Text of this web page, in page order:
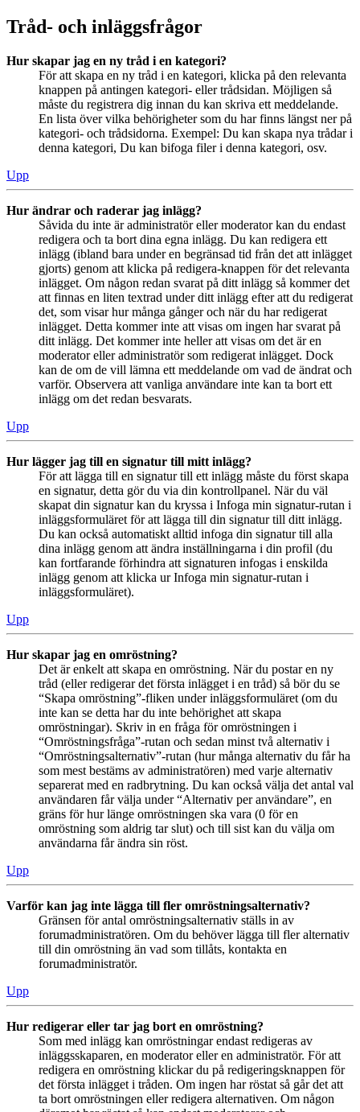
Tråd- och inläggsfrågor
Hur skapar jag en ny tråd i en kategori?
För att skapa en ny tråd i en kategori, klicka på den relevanta
knappen på antingen kategori- eller trådsidan. Möjligen så
måste du registrera dig innan du kan skriva ett meddelande.
En lista över vilka behörigheter som du har finns längst ner på
kategori- och trådsidorna. Exempel: Du kan skapa nya trådar i
denna kategori, Du kan bifoga filer i denna kategori, osv.
Upp
Hur ändrar och raderar jag inlägg?
Såvida du inte är administratör eller moderator kan du endast
redigera och ta bort dina egna inlägg. Du kan redigera ett
inlägg (ibland bara under en begränsad tid från det att inlägget
gjorts) genom att klicka på redigera-knappen för det relevanta
inlägget. Om någon redan svarat på ditt inlägg så kommer det
att finnas en liten textrad under ditt inlägg efter att du redigerat
det, som visar hur många gånger och när du har redigerat
inlägget. Detta kommer inte att visas om ingen har svarat på
ditt inlägg. Det kommer inte heller att visas om det är en
moderator eller administratör som redigerat inlägget. Dock
kan de om de vill lämna ett meddelande om vad de ändrat och
varför. Observera att vanliga användare inte kan ta bort ett
inlägg om det redan besvarats.
Upp
Hur lägger jag till en signatur till mitt inlägg?
För att lägga till en signatur till ett inlägg måste du först skapa
en signatur, detta gör du via din kontrollpanel. När du väl
skapat din signatur kan du kryssa i Infoga min signatur-rutan i
inläggsformuläret för att lägga till din signatur till ditt inlägg.
Du kan också automatiskt alltid infoga din signatur till alla
dina inlägg genom att ändra inställningarna i din profil (du
kan fortfarande förhindra att signaturen infogas i enskilda
inlägg genom att klicka ur Infoga min signatur-rutan i
inläggsformuläret).
Upp
Hur skapar jag en omröstning?
Det är enkelt att skapa en omröstning. När du postar en ny
tråd (eller redigerar det första inlägget i en tråd) så bör du se
“Skapa omröstning”-fliken under inläggsformuläret (om du
inte kan se detta har du inte behörighet att skapa
omröstningar). Skriv in en fråga för omröstningen i
“Omröstningsfråga”-rutan och sedan minst två alternativ i
“Omröstningsalternativ”-rutan (hur många alternativ du får ha
som mest bestäms av administratören) med varje alternativ
separerat med en radbrytning. Du kan också välja det antal val
användaren får välja under “Alternativ per användare”, en
gräns för hur länge omröstningen ska vara (0 för en
omröstning som aldrig tar slut) och till sist kan du välja om
användarna får ändra sin röst.
Upp
Varför kan jag inte lägga till fler omröstningsalternativ?
Gränsen för antal omröstningsalternativ ställs in av
forumadministratören. Om du behöver lägga till fler alternativ
till din omröstning än vad som tillåts, kontakta en
forumadministratör.
Upp
Hur redigerar eller tar jag bort en omröstning?
Som med inlägg kan omröstningar endast redigeras av
inläggsskaparen, en moderator eller en administratör. För att
redigera en omröstning klickar du på redigeringsknappen för
det första inlägget i tråden. Om ingen har röstat så går det att
ta bort omröstningen eller redigera alternativen. Om någon